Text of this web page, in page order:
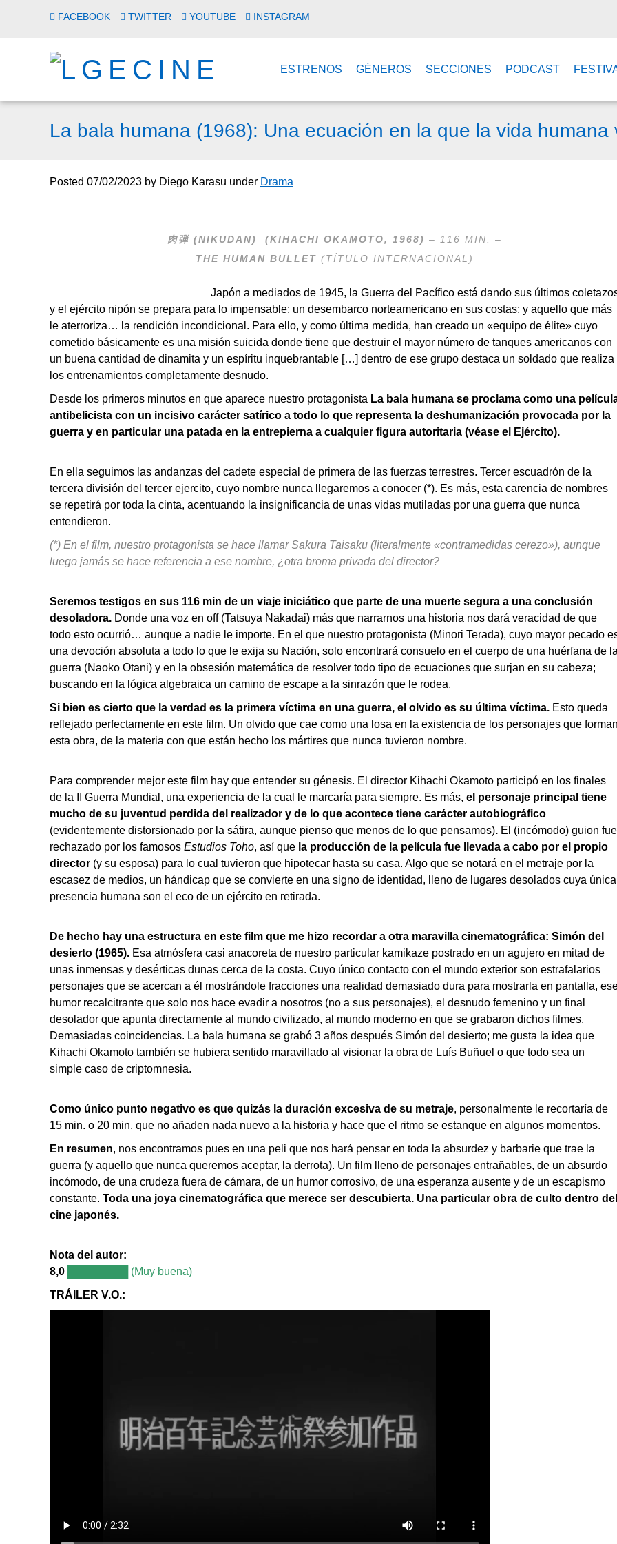
FACEBOOK TWITTER YOUTUBE INSTAGRAM
ESTRENOS GÉNEROS SECCIONES PODCAST
La bala humana (1968): Una ecuación en la que la vida humana
Posted 07/02/2023 by Diego Karasu under Drama
肉弾 (NIKUDAN) (KIHACHI OKAMOTO, 1968) – 116 MIN. –
THE HUMAN BULLET (TÍTULO INTERNACIONAL)
Japón a mediados de 1945, la Guerra del Pacífico está dando sus últimos
y el ejército nipón se prepara para lo impensable: un desembarco norteamericano en sus costas; y aquello que más
le aterroriza… la rendición incondicional. Para ello, y como última medida, han creado un «equipo de élite» cuyo
cometido básicamente es una misión suicida donde tiene que destruir el mayor número de tanques americanos con
un buena cantidad de dinamita y un espíritu inquebrantable […] dentro de ese grupo destaca un soldado que realiza
los entrenamientos completamente desnudo.
Desde los primeros minutos en que aparece nuestro protagonista La bala humana se proclama como una
antibelicista con un incisivo carácter satírico a todo lo que representa la deshumanización provocada por la
guerra y en particular una patada en la entrepierna a cualquier figura autoritaria (véase el Ejército).
En ella seguimos las andanzas del cadete especial de primera de las fuerzas terrestres. Tercer escuadrón de la
tercera división del tercer ejercito, cuyo nombre nunca llegaremos a conocer (*). Es más, esta carencia de nombres
se repetirá por toda la cinta, acentuando la insignificancia de unas vidas mutiladas por una guerra que nunca
entendieron.
(*) En el film, nuestro protagonista se hace llamar Sakura Taisaku (literalmente «contramedidas cerezo»), aunque
luego jamás se hace referencia a ese nombre, ¿otra broma privada del director?
Seremos testigos en sus 116 min de un viaje iniciático que parte de una muerte segura a una conclusión
desoladora. Donde una voz en off (Tatsuya Nakadai) más que narrarnos una historia nos dará veracidad de que
todo esto ocurrió… aunque a nadie le importe. En el que nuestro protagonista (Minori Terada), cuyo mayor pecado
una devoción absoluta a todo lo que le exija su Nación, solo encontrará consuelo en el cuerpo de una huérfana de la
guerra (Naoko Otani) y en la obsesión matemática de resolver todo tipo de ecuaciones que surjan en su cabeza;
buscando en la lógica algebraica un camino de escape a la sinrazón que le rodea.
Si bien es cierto que la verdad es la primera víctima en una guerra, el olvido es su última víctima. Esto queda
reflejado perfectamente en este film. Un olvido que cae como una losa en la existencia de los personajes que forman
esta obra, de la materia con que están hecho los mártires que nunca tuvieron nombre.
Para comprender mejor este film hay que entender su génesis. El director Kihachi Okamoto participó en los finales
de la II Guerra Mundial, una experiencia de la cual le marcaría para siempre. Es más, el personaje principal tiene
mucho de su juventud perdida del realizador y de lo que acontece tiene carácter autobiográfico
(evidentemente distorsionado por la sátira, aunque pienso que menos de lo que pensamos). El (incómodo) guion fue
rechazado por los famosos Estudios Toho, así que la producción de la película fue llevada a cabo por el propio
director (y su esposa) para lo cual tuvieron que hipotecar hasta su casa. Algo que se notará en el metraje por la
escasez de medios, un hándicap que se convierte en una signo de identidad, lleno de lugares desolados cuya única
presencia humana son el eco de un ejército en retirada.
De hecho hay una estructura en este film que me hizo recordar a otra maravilla cinematográfica: Simón del
desierto (1965). Esa atmósfera casi anacoreta de nuestro particular kamikaze postrado en un agujero en mitad de
unas inmensas y desérticas dunas cerca de la costa. Cuyo único contacto con el mundo exterior son estrafalarios
personajes que se acercan a él mostrándole fracciones una realidad demasiado dura para mostrarla en pantalla,
humor recalcitrante que solo nos hace evadir a nosotros (no a sus personajes), el desnudo femenino y un final
desolador que apunta directamente al mundo civilizado, al mundo moderno en que se grabaron dichos filmes.
Demasiadas coincidencias. La bala humana se grabó 3 años después Simón del desierto; me gusta la idea que
Kihachi Okamoto también se hubiera sentido maravillado al visionar la obra de Luís Buñuel o que todo sea un
simple caso de criptomnesia.
Como único punto negativo es que quizás la duración excesiva de su metraje, personalmente le recortaría de
15 min. o 20 min. que no añaden nada nuevo a la historia y hace que el ritmo se estanque en algunos momentos.
En resumen, nos encontramos pues en una peli que nos hará pensar en toda la absurdez y barbarie que trae la
guerra (y aquello que nunca queremos aceptar, la derrota). Un film lleno de personajes entrañables, de un absurdo
incómodo, de una crudeza fuera de cámara, de un humor corrosivo, de una esperanza ausente y de un escapismo
constante. Toda una joya cinematográfica que merece ser descubierta. Una particular obra de culto dentro del
cine japonés.
Nota del autor:
8,0
████████ (Muy buena)
TRÁILER V.O.: